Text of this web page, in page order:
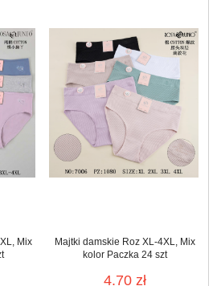
Mix
Majtki damskie Roz XL-4XL, Mix
kolor Paczka 24 szt
4.70 zł